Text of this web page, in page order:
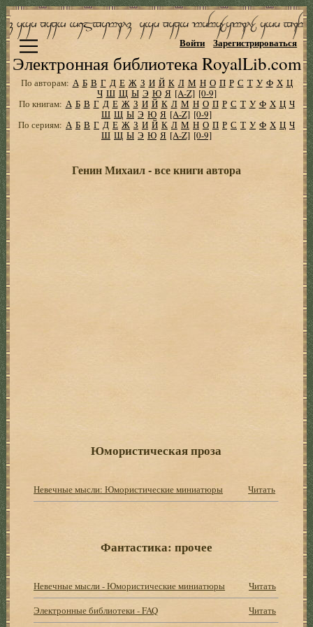
Электронная библиотека RoyalLib.com
Войти Зарегистрироваться
По авторам: А Б В Г Д Е Ж З И Й К Л М Н О П Р С Т У Ф Х Ц
Ч Ш Щ Ы Э Ю Я [A-Z] [0-9]
По книгам: А Б В Г Д Е Ж З И Й К Л М Н О П Р С Т У Ф Х Ц Ч
Ш Щ Ы Э Ю Я [A-Z] [0-9]
По сериям: А Б В Г Д Е Ж З И Й К Л М Н О П Р С Т У Ф Х Ц Ч
Ш Щ Ы Э Ю Я [A-Z] [0-9]
Генин Михаил - все книги автора
Юмористическая проза
Невечные мысли: Юмористические миниатюры Читать
Фантастика: прочее
Невечные мысли - Юмористические миниатюры
Читать
Электронные библиотеки - FAQ
Читать